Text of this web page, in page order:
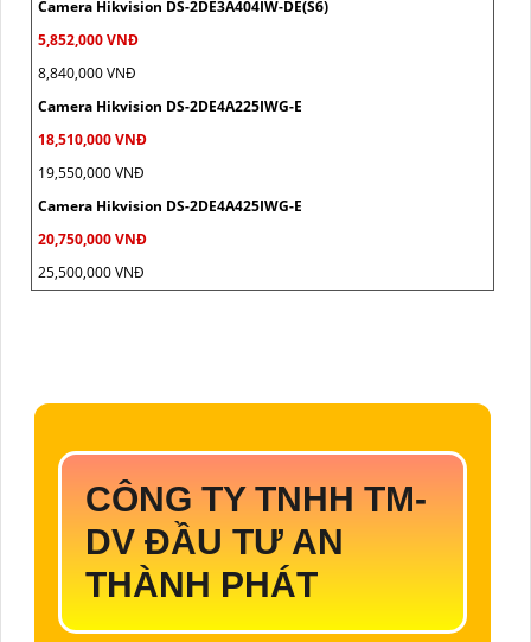
Camera Hikvision DS-2DE3A404IW-DE(S6)
5,852,000 VNĐ
8,840,000 VNĐ
Camera Hikvision DS-2DE4A225IWG-E
18,510,000 VNĐ
19,550,000 VNĐ
Camera Hikvision DS-2DE4A425IWG-E
20,750,000 VNĐ
25,500,000 VNĐ
CÔNG TY TNHH TM-
DV ĐẦU TƯ AN
THÀNH PHÁT